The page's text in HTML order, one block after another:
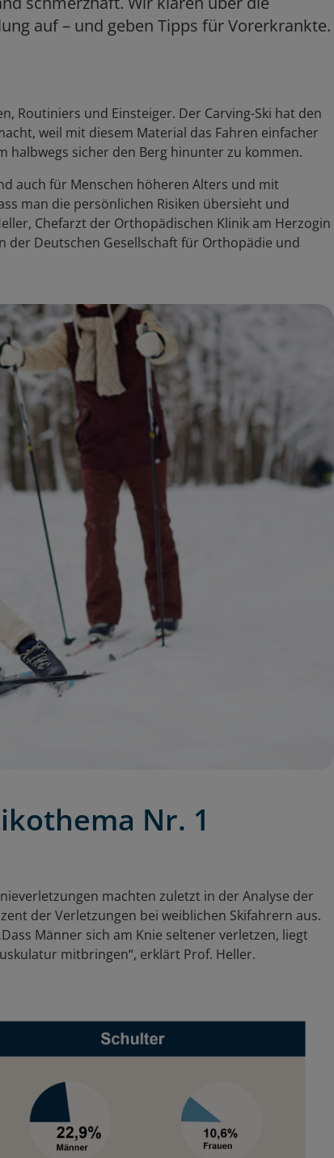
auf – und geben Tipps für Vorerkrankte.
Routiniers und Einsteiger. Der Carving-Ski hat den
weil mit diesem Material das Fahren einfacher
halbwegs sicher den Berg hinunter zu kommen.
auch für Menschen höheren Alters und mit
man die persönlichen Risiken übersieht und
Chefarzt der Orthopädischen Klinik am Herzogin
der Deutschen Gesellschaft für Orthopädie und
Nr. 1
machten zuletzt in der Analyse der
der Verletzungen bei weiblichen Skifahrern aus.
Männer sich am Knie seltener verletzen, liegt
mitbringen“, erklärt Prof. Heller.